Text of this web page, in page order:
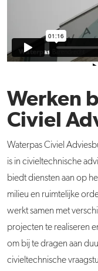
Werken
Civiel
Waterpas Civiel
is in civieltechnische
biedt diensten aan op
milieu en ruimtelijke
werkt samen met
projecten te realiseren
om bij te dragen aan
civieltechnische